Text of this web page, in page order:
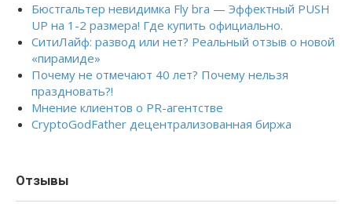
Бюстгальтер невидимка Fly bra — Эффектный PUSH
UP на 1-2 размера! Где купить официально.
СитиЛайф: развод или нет? Реальный отзыв о новой
«пирамиде»
Почему не отмечают 40 лет? Почему нельзя
праздновать?!
Мнение клиентов о PR-агентстве
CryptoGodFather децентрализованная биржа
Отзывы